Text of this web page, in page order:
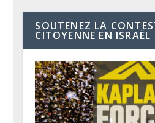
SOUTENEZ LA
CITOYENNE EN ISRAËL